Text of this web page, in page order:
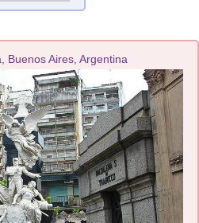
Buenos Aires, Argentina